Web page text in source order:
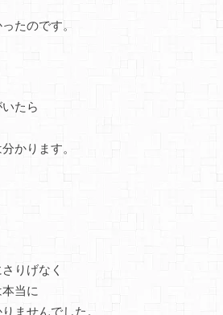
たのです。
たら
かります。
りげなく
当に
ませんでした。